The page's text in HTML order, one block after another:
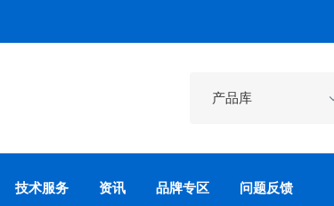
技术服务 资讯 品牌专区 问题反馈